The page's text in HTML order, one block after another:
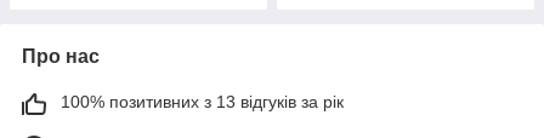
Про нас
100% позитивних з 13 відгуків за рік